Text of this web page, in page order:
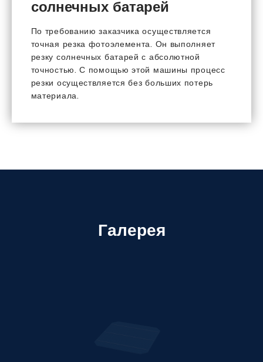
солнечных батарей
По требованию заказчика осуществляется
точная резка фотоэлемента. Он выполняет
резку солнечных батарей с абсолютной
точностью. С помощью этой машины процесс
резки осуществляется без больших потерь
материала.
Галерея